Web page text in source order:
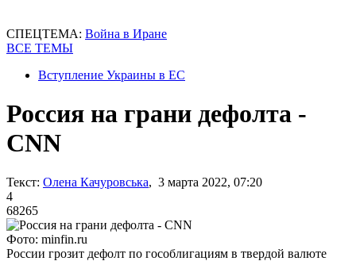
СПЕЦТЕМА: Война в Иране
ВСЕ ТЕМЫ
Вступление Украины в ЕС
Россия на грани дефолта -
CNN
Текст: Олена Качуровська, 3 марта 2022, 07:20
4
68265
Фото: minfin.ru
России грозит дефолт по гособлигациям в твердой валюте